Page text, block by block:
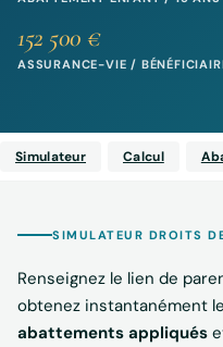
152 500 €
ASSURANCE-VIE /
Simulateur Calcul
SIMULATEUR DROITS
Renseignez le lien de
obtenez instantanément
abattements appliqués